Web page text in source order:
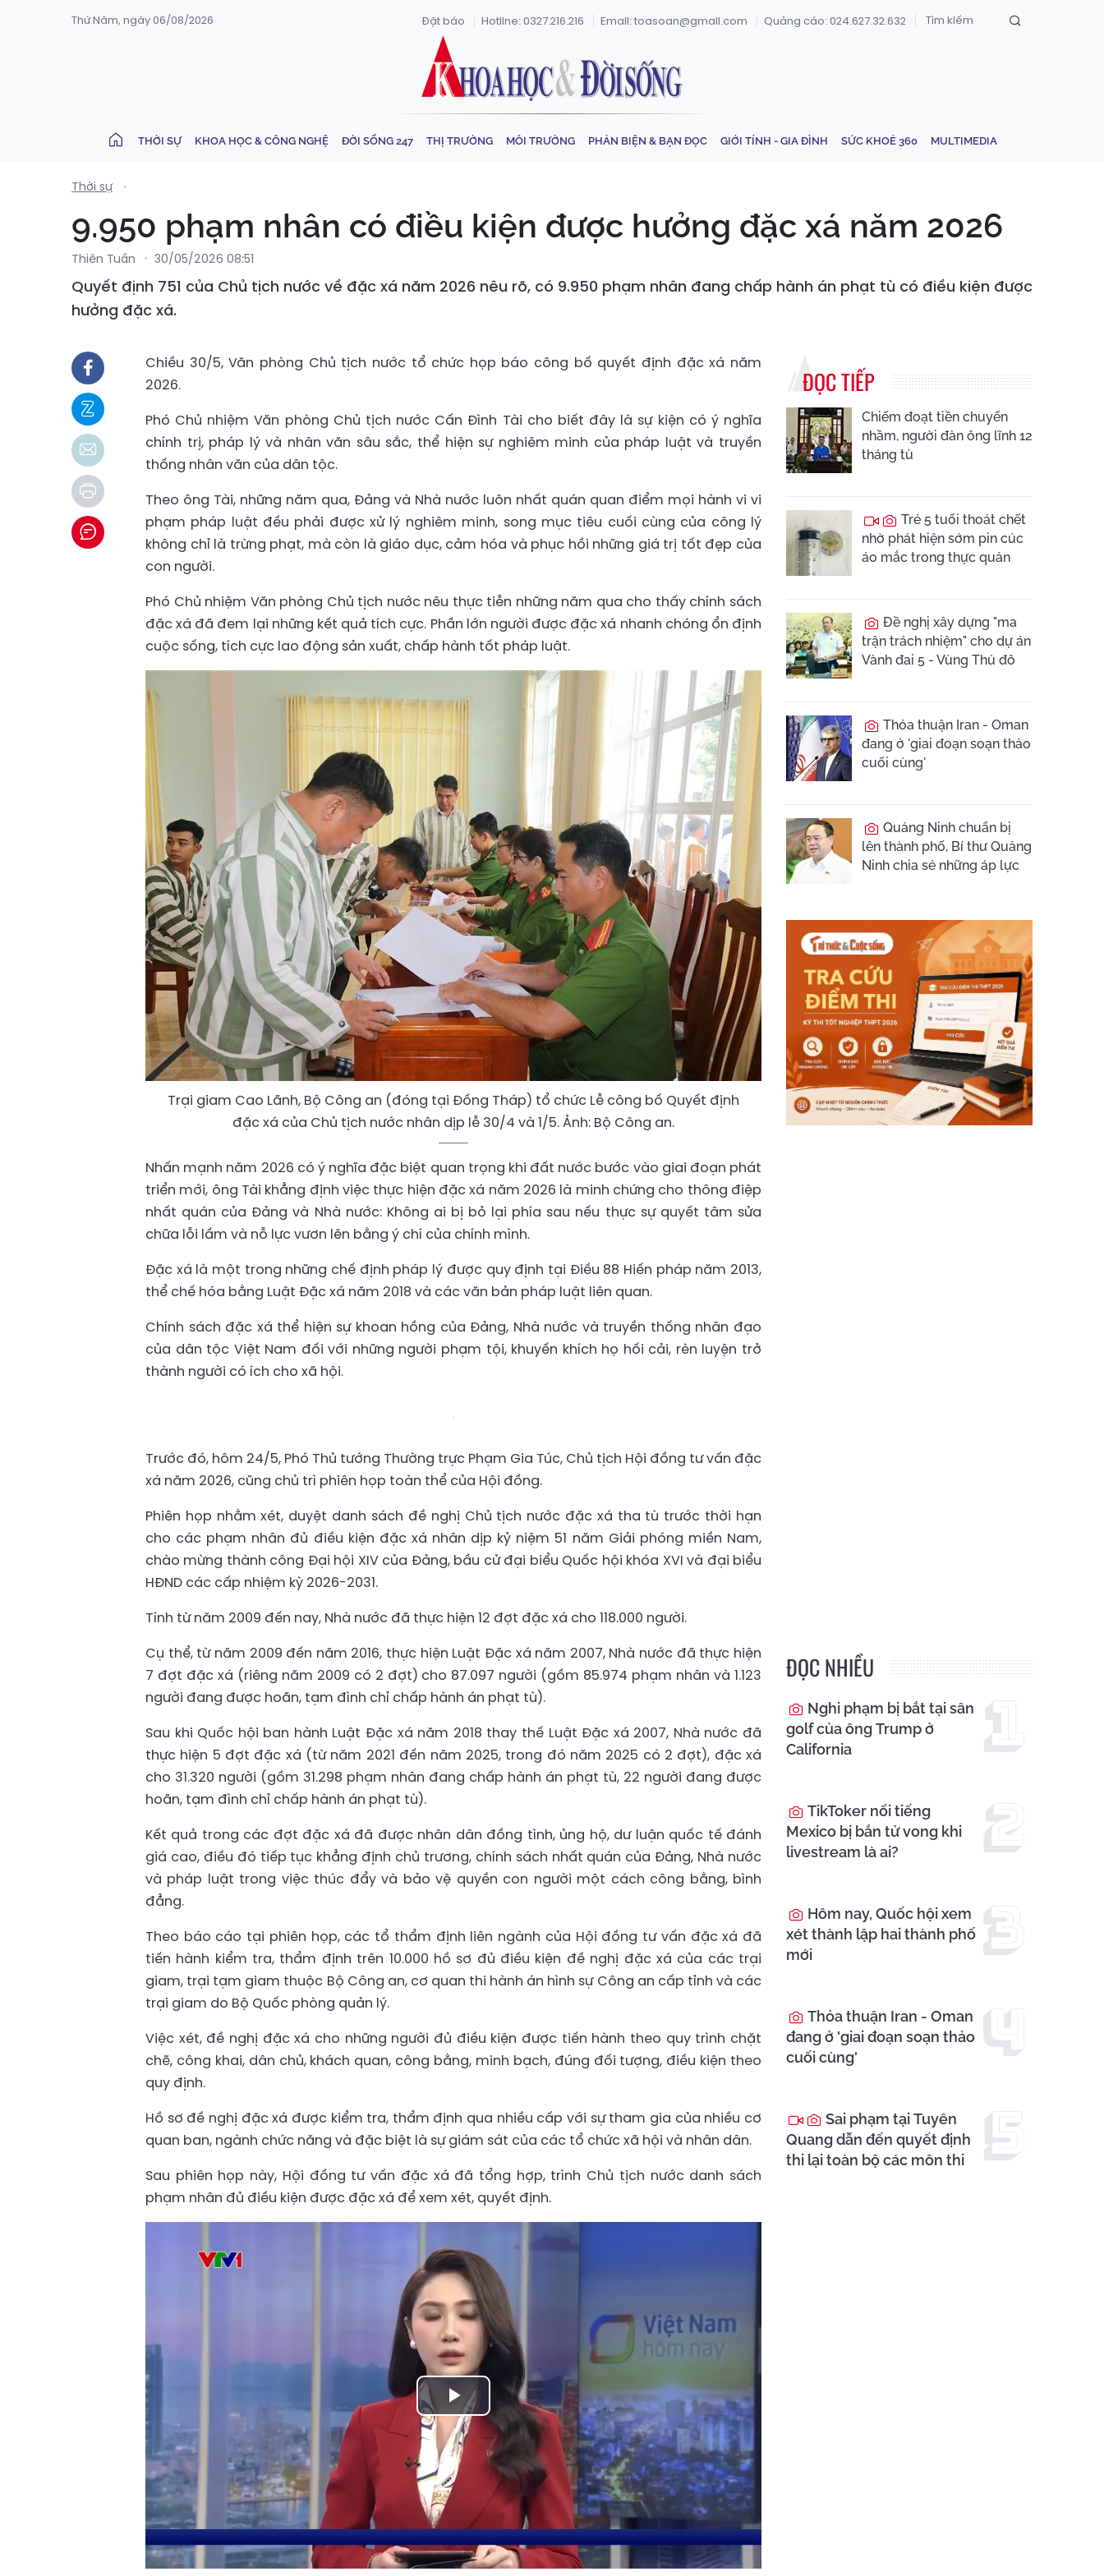
Thứ Năm, ngày 06/08/2026 Đặt báo Hotline: 0327.216.216 Email: toasoan@gmail.com Quảng cáo: 024.627.32.632
THỜI SỰ KHOA HỌC & CÔNG NGHỆ ĐỜI SỐNG 247 THỊ TRƯỜNG MÔI TRƯỜNG PHẢN BIỆN & BẠN ĐỌC GIỚI TÍNH - GIA ĐÌNH SỨC KHOẺ 360 MULTIMEDIA
Thời sự
9.950 phạm nhân có điều kiện được hưởng đặc xá năm 2026
Thiên Tuấn 30/05/2026 08:51
Quyết định 751 của Chủ tịch nước về đặc xá năm 2026 nêu rõ, có 9.950 phạm nhân đang chấp hành án phạt tù có điều kiện được
hưởng đặc xá.
Chiều 30/5, Văn phòng Chủ tịch nước tổ chức họp báo công bố quyết định đặc xá năm
2026.
Phó Chủ nhiệm Văn phòng Chủ tịch nước Cấn Đình Tài cho biết đây là sự kiện có ý nghĩa
chính trị, pháp lý và nhân văn sâu sắc, thể hiện sự nghiêm minh của pháp luật và truyền
thống nhân văn của dân tộc.
Theo ông Tài, những năm qua, Đảng và Nhà nước luôn nhất quán quan điểm mọi hành vi vi
phạm pháp luật đều phải được xử lý nghiêm minh, song mục tiêu cuối cùng của công lý
không chỉ là trừng phạt, mà còn là giáo dục, cảm hóa và phục hồi những giá trị tốt đẹp của
con người.
Phó Chủ nhiệm Văn phòng Chủ tịch nước nêu thực tiễn những năm qua cho thấy chính sách
đặc xá đã đem lại những kết quả tích cực. Phần lớn người được đặc xá nhanh chóng ổn định
cuộc sống, tích cực lao động sản xuất, chấp hành tốt pháp luật.
Trại giam Cao Lãnh, Bộ Công an (đóng tại Đồng Tháp) tổ chức Lễ công bố Quyết định
đặc xá của Chủ tịch nước nhân dịp lễ 30/4 và 1/5. Ảnh: Bộ Công an.
Nhấn mạnh năm 2026 có ý nghĩa đặc biệt quan trọng khi đất nước bước vào giai đoạn phát
triển mới, ông Tài khẳng định việc thực hiện đặc xá năm 2026 là minh chứng cho thông điệp
nhất quán của Đảng và Nhà nước: Không ai bị bỏ lại phía sau nếu thực sự quyết tâm sửa
chữa lỗi lầm và nỗ lực vươn lên bằng ý chí của chính mình.
Đặc xá là một trong những chế định pháp lý được quy định tại Điều 88 Hiến pháp năm 2013,
thể chế hóa bằng Luật Đặc xá năm 2018 và các văn bản pháp luật liên quan.
Chính sách đặc xá thể hiện sự khoan hồng của Đảng, Nhà nước và truyền thống nhân đạo
của dân tộc Việt Nam đối với những người phạm tội, khuyến khích họ hối cải, rèn luyện trở
thành người có ích cho xã hội.
Trước đó, hôm 24/5, Phó Thủ tướng Thường trực Phạm Gia Túc, Chủ tịch Hội đồng tư vấn đặc
xá năm 2026, cũng chủ trì phiên họp toàn thể của Hội đồng.
Phiên họp nhằm xét, duyệt danh sách đề nghị Chủ tịch nước đặc xá tha tù trước thời hạn
cho các phạm nhân đủ điều kiện đặc xá nhân dịp kỷ niệm 51 năm Giải phóng miền Nam,
chào mừng thành công Đại hội XIV của Đảng, bầu cử đại biểu Quốc hội khóa XVI và đại biểu
HĐND các cấp nhiệm kỳ 2026-2031.
Tính từ năm 2009 đến nay, Nhà nước đã thực hiện 12 đợt đặc xá cho 118.000 người.
Cụ thể, từ năm 2009 đến năm 2016, thực hiện Luật Đặc xá năm 2007, Nhà nước đã thực hiện
7 đợt đặc xá (riêng năm 2009 có 2 đợt) cho 87.097 người (gồm 85.974 phạm nhân và 1.123
người đang được hoãn, tạm đình chỉ chấp hành án phạt tù).
Sau khi Quốc hội ban hành Luật Đặc xá năm 2018 thay thế Luật Đặc xá 2007, Nhà nước đã
thực hiện 5 đợt đặc xá (từ năm 2021 đến năm 2025, trong đó năm 2025 có 2 đợt), đặc xá
cho 31.320 người (gồm 31.298 phạm nhân đang chấp hành án phạt tù, 22 người đang được
hoãn, tạm đình chỉ chấp hành án phạt tù).
Kết quả trong các đợt đặc xá đã được nhân dân đồng tình, ủng hộ, dư luận quốc tế đánh
giá cao, điều đó tiếp tục khẳng định chủ trương, chính sách nhất quán của Đảng, Nhà nước
và pháp luật trong việc thúc đẩy và bảo vệ quyền con người một cách công bằng, bình
đẳng.
Theo báo cáo tại phiên họp, các tổ thẩm định liên ngành của Hội đồng tư vấn đặc xá đã
tiến hành kiểm tra, thẩm định trên 10.000 hồ sơ đủ điều kiện đề nghị đặc xá của các trại
giam, trại tạm giam thuộc Bộ Công an, cơ quan thi hành án hình sự Công an cấp tỉnh và các
trại giam do Bộ Quốc phòng quản lý.
Việc xét, đề nghị đặc xá cho những người đủ điều kiện được tiến hành theo quy trình chặt
chẽ, công khai, dân chủ, khách quan, công bằng, minh bạch, đúng đối tượng, điều kiện theo
quy định.
Hồ sơ đề nghị đặc xá được kiểm tra, thẩm định qua nhiều cấp với sự tham gia của nhiều cơ
quan ban, ngành chức năng và đặc biệt là sự giám sát của các tổ chức xã hội và nhân dân.
Sau phiên họp này, Hội đồng tư vấn đặc xá đã tổng hợp, trình Chủ tịch nước danh sách
phạm nhân đủ điều kiện được đặc xá để xem xét, quyết định.
Play
Video
ĐỌC TIẾP
Chiếm đoạt tiền chuyển
nhầm, người đàn ông lĩnh 12
tháng tù
Trẻ 5 tuổi thoát chết
nhờ phát hiện sớm pin cúc
áo mắc trong thực quản
Đề nghị xây dựng "ma
trận trách nhiệm" cho dự án
Vành đai 5 - Vùng Thủ đô
Thỏa thuận Iran - Oman
đang ở 'giai đoạn soạn thảo
cuối cùng'
Quảng Ninh chuẩn bị
lên thành phố, Bí thư Quảng
Ninh chia sẻ những áp lực
ĐỌC NHIỀU
Nghi phạm bị bắt tại sân
golf của ông Trump ở
California
TikToker nổi tiếng
Mexico bị bắn tử vong khi
livestream là ai?
Hôm nay, Quốc hội xem
xét thành lập hai thành phố
mới
Thỏa thuận Iran - Oman
đang ở 'giai đoạn soạn thảo
cuối cùng'
Sai phạm tại Tuyên
Quang dẫn đến quyết định
thi lại toàn bộ các môn thi